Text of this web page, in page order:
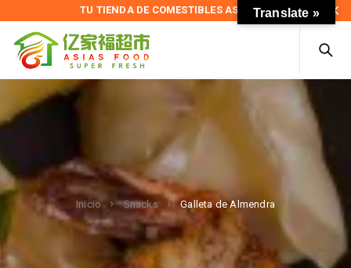
TU TIENDA DE COMESTIBLES ASIÁTICOS
Inicio Snacks Galleta de Almendra
Translate »